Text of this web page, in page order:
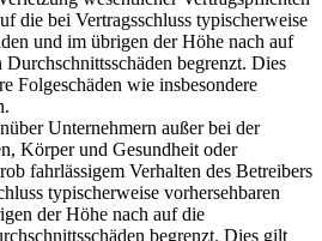
die bei Vertragsschluss typischerweise
und im übrigen der Höhe nach auf
Durchschnittsschäden begrenzt. Dies
Folgeschäden wie insbesondere
Unternehmern außer bei der
Körper und Gesundheit oder
fahrlässigem Verhalten des Betreibers
typischerweise vorhersehbaren
der Höhe nach auf die
begrenzt. Dies gilt